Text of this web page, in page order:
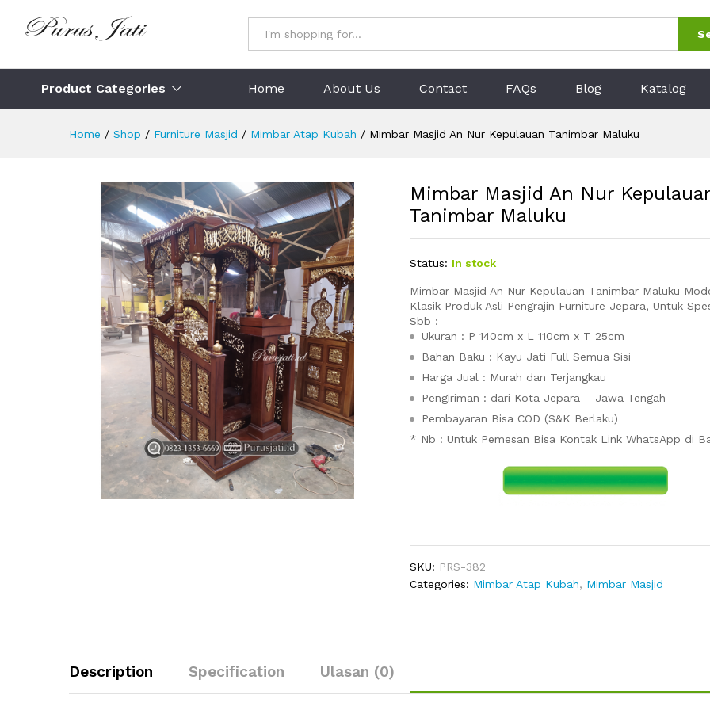
Product Categories Home About Us Contact FAQs Blog Katalog
Home / Shop / Furniture Masjid / Mimbar Atap Kubah / Mimbar Masjid An Nur Kepulauan Tanimbar Maluku
Mimbar Masjid An Nur
Tanimbar Maluku
Status: In stock
Mimbar Masjid An Nur Kepulauan Tanimbar Maluku
Klasik Produk Asli Pengrajin Furniture Jepara, Untuk
Sbb :
Ukuran : P 140cm x L 110cm x T 25cm
Bahan Baku : Kayu Jati Full Semua Sisi
Harga Jual : Murah dan Terjangkau
Pengiriman : dari Kota Jepara – Jawa Tengah
Pembayaran Bisa COD (S&K Berlaku)
* Nb : Untuk Pemesan Bisa Kontak Link WhatsApp di
SKU: PRS-382
Categories: Mimbar Atap Kubah, Mimbar Masjid
Description Specification Ulasan (0)
Description